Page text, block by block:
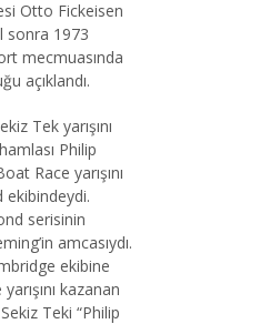
Otto Fickeisen
sonra 1973
mecmuasında
açıklandı.
Tek yarışını
Philip
Race yarışını
serisinin
amcasıydı.
ekibine
kazanan
Teki “Philip